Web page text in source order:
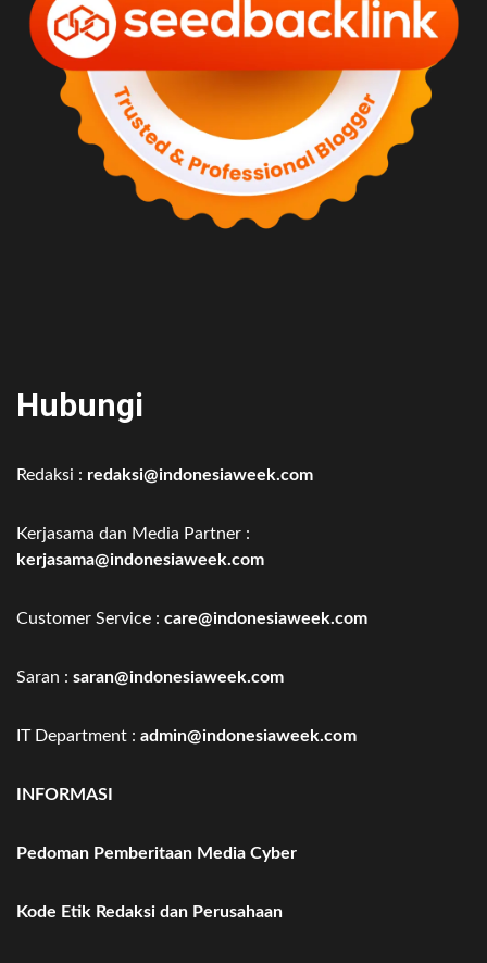
Hubungi
Redaksi : redaksi@indonesiaweek.com
Kerjasama dan Media Partner :
kerjasama@indonesiaweek.com
Customer Service : care@indonesiaweek.com
Saran : saran@indonesiaweek.com
IT Department : admin@indonesiaweek.com
INFORMASI
Pedoman Pemberitaan Media Cyber
Kode Etik Redaksi dan Perusahaan